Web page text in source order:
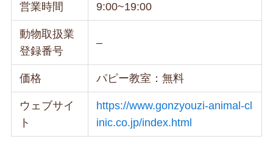
営業時間 9:00~19:00
動物取扱業
登録番号
–
価格 パピー教室：無料
ウェブサイ
ト
https://www.gonzyouzi-animal-cl
inic.co.jp/index.html